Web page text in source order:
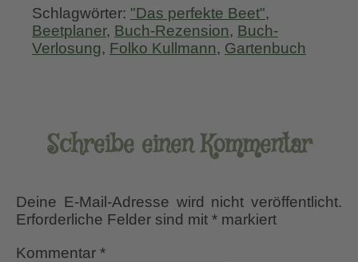
Schlagwörter: "Das perfekte Beet",
Beetplaner, Buch-Rezension, Buch-
Verlosung, Folko Kullmann, Gartenbuch
Schreibe einen Kommentar
Deine E-Mail-Adresse wird nicht veröffentlicht.
Erforderliche Felder sind mit * markiert
Kommentar *